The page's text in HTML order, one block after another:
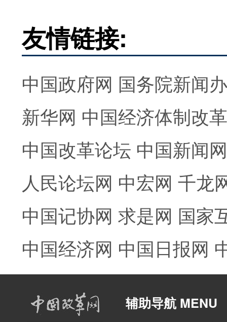
友情链接:
中国政府网 国务院新闻
新华网 中国经济体制改
中国改革论坛 中国新闻网
人民论坛网 中宏网 千龙
中国记协网 求是网 国家
中国经济网 中国日报网
辅助导航 MENU